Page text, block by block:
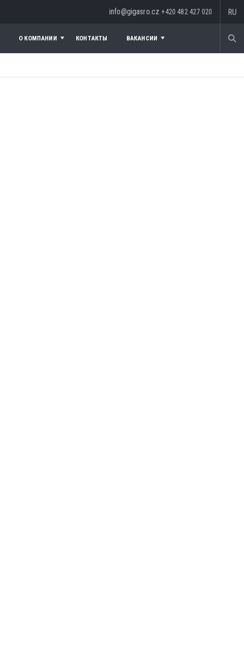
info@gigasro.cz+420 482 427 020 RU
О КОМПАНИИ КОНТАКТЫ ВАКАНСИИ